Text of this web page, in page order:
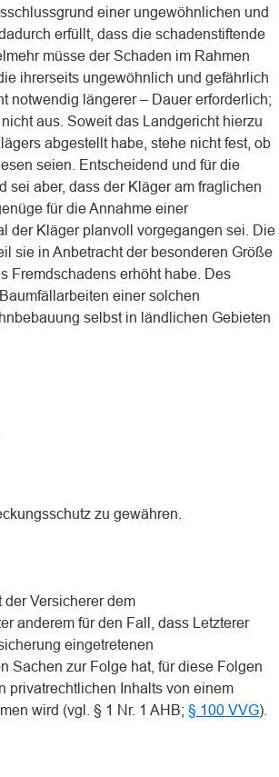
einer ungewöhnlichen und
erfüllt, dass die schadenstiftende
müsse der Schaden im Rahmen
ihrerseits ungewöhnlich und gefährlich
notwendig längerer – Dauer erforderlich;
aus. Soweit das Landgericht hierzu
abgestellt habe, stehe nicht fest, ob
seien. Entscheidend und für die
sei aber, dass der Kläger am fraglichen
für die Annahme einer
der Kläger planvoll vorgegangen sei. Die
sie in Anbetracht der besonderen Größe
Fremdschadens erhöht habe. Des
einer solchen
selbst in ländlichen Gebieten
zu gewähren.
Versicherer dem
anderem für den Fall, dass Letzterer
eingetretenen
Sachen zur Folge hat, für diese Folgen
privatrechtlichen Inhalts von einem
wird (vgl. § 1 Nr. 1 AHB; § 100 VVG).